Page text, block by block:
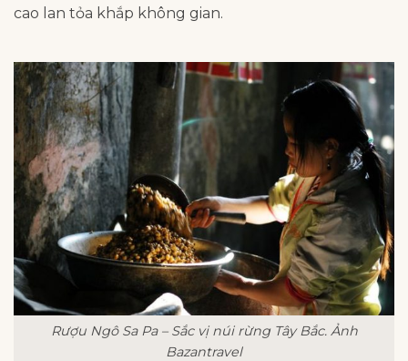
cao lan tỏa khắp không gian.
Rượu Ngô Sa Pa – Sắc vị núi rừng Tây Bắc. Ảnh
Bazantravel